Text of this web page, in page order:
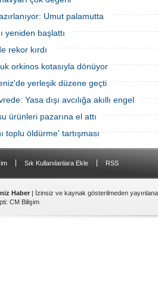
Umut palamutta
yeniden başlattı
rekor kırdı
orkinos kotasıyla dönüyor
yerleşik düzene geçti
Yasa dışı avcılığa akıllı engel
ürünleri pazarına el attı
toplu öldürme' tartışması
Sık Kullanılanlara Ekle RSS
Haber | İzinsiz ve kaynak gösterilmeden
: CM Bilişim